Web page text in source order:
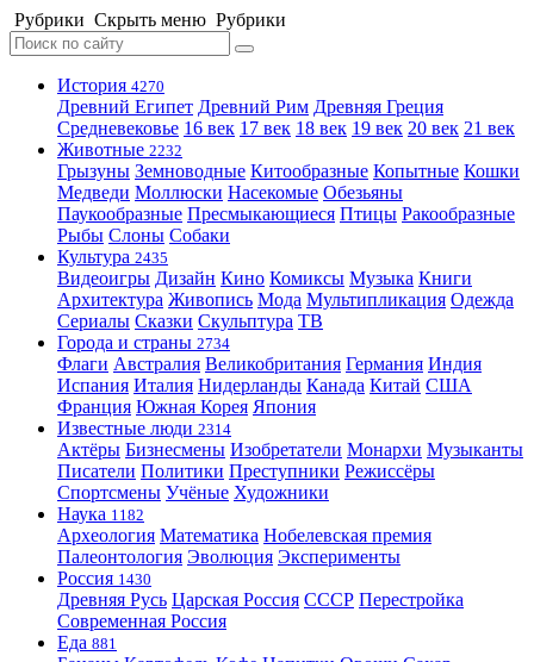
Рубрики Скрыть меню Рубрики
История 4270
Древний Египет Древний Рим Древняя Греция
Средневековье 16 век 17 век 18 век 19 век 20 век 21 век
Животные 2232
Грызуны Земноводные Китообразные Копытные Кошки
Медведи Моллюски Насекомые Обезьяны
Паукообразные Пресмыкающиеся Птицы Ракообразные
Рыбы Слоны Собаки
Культура 2435
Видеоигры Дизайн Кино Комиксы Музыка Книги
Архитектура Живопись Мода Мультипликация Одежда
Сериалы Сказки Скульптура ТВ
Города и страны 2734
Флаги Австралия Великобритания Германия Индия
Испания Италия Нидерланды Канада Китай США
Франция Южная Корея Япония
Известные люди 2314
Актёры Бизнесмены Изобретатели Монархи Музыканты
Писатели Политики Преступники Режиссёры
Спортсмены Учёные Художники
Наука 1182
Археология Математика Нобелевская премия
Палеонтология Эволюция Эксперименты
Россия 1430
Древняя Русь Царская Россия СССР Перестройка
Современная Россия
Еда 881